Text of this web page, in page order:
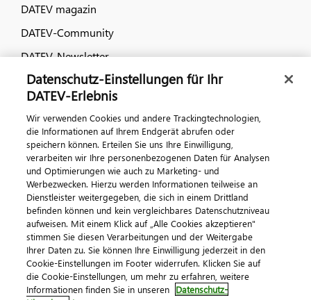
DATEV magazin
DATEV-Community
DATEV-Newsletter
Kontaktieren Sie uns
© 2026 DATEV eG
ImpressumDatenschutzAGB Kontakt
Cookie-Einstellungen
Datenschutz-Einstellungen für Ihr
DATEV-Erlebnis
Wir verwenden Cookies und andere Trackingtechnologien,
die Informationen auf Ihrem Endgerät abrufen oder
speichern können. Erteilen Sie uns Ihre Einwilligung,
verarbeiten wir Ihre personenbezogenen Daten für Analysen
und Optimierungen wie auch zu Marketing- und
Werbezwecken. Hierzu werden Informationen teilweise an
Dienstleister weitergegeben, die sich in einem Drittland
befinden können und kein vergleichbares Datenschutzniveau
aufweisen. Mit einem Klick auf „Alle Cookies akzeptieren"
stimmen Sie diesen Verarbeitungen und der Weitergabe
Ihrer Daten zu. Sie können Ihre Einwilligung jederzeit in den
Cookie-Einstellungen im Footer widerrufen. Klicken Sie auf
die Cookie-Einstellungen, um mehr zu erfahren, weitere
Informationen finden Sie in unseren Datenschutz-